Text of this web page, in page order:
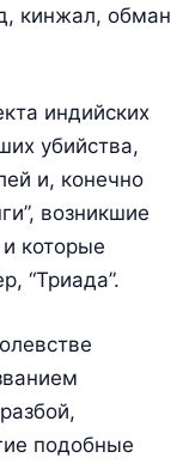
кинжал, обман
индийских
убийства,
и, конечно
возникшие
которые
“Триада”.
подобные